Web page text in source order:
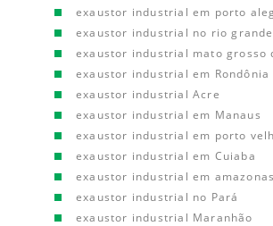
exaustor industrial em porto
exaustor industrial no rio
exaustor industrial mato grosso
exaustor industrial em Rondônia
exaustor industrial Acre
exaustor industrial em Manaus
exaustor industrial em porto
exaustor industrial em Cuiaba
exaustor industrial em amazonas
exaustor industrial no Pará
exaustor industrial Maranhão